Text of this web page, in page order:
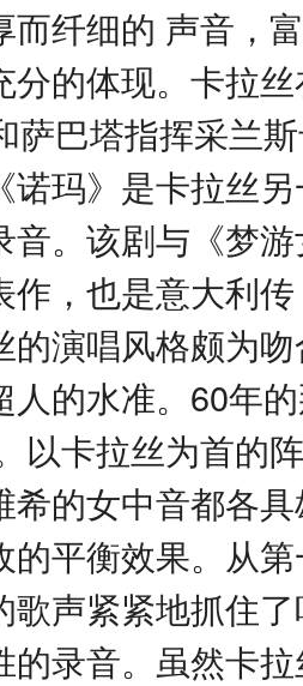
而纤细的 声音，
分的体现。卡拉
萨巴塔指挥采兰
诺玛》是卡拉丝
音。该剧与《梦
作，也是意大利
的演唱风格颇为
人的水准。60年
以卡拉丝为首的
希的女中音都各
平衡效果。从
歌声紧紧地抓住
的录音。虽然卡